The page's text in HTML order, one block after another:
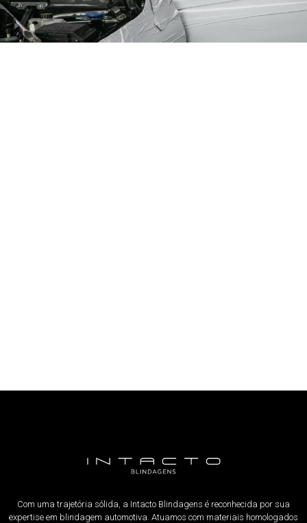
Com uma trajetória sólida, a Intacto Blindagens é reconhecida por sua
expertise em blindagem automotiva. Atuamos com materiais homologados